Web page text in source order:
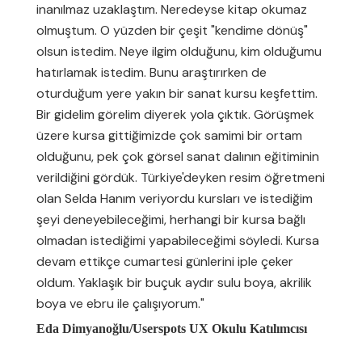
inanılmaz uzaklaştım. Neredeyse kitap okumaz
olmuştum. O yüzden bir çeşit "kendime dönüş"
olsun istedim. Neye ilgim olduğunu, kim olduğumu
hatırlamak istedim. Bunu araştırırken de
oturduğum yere yakın bir sanat kursu keşfettim.
Bir gidelim görelim diyerek yola çıktık. Görüşmek
üzere kursa gittiğimizde çok samimi bir ortam
olduğunu, pek çok görsel sanat dalının eğitiminin
verildiğini gördük. Türkiye'deyken resim öğretmeni
olan Selda Hanım veriyordu kursları ve istediğim
şeyi deneyebileceğimi, herhangi bir kursa bağlı
olmadan istediğimi yapabileceğimi söyledi. Kursa
devam ettikçe cumartesi günlerini iple çeker
oldum. Yaklaşık bir buçuk aydır sulu boya, akrilik
boya ve ebru ile çalışıyorum."
Eda Dimyanoğlu/Userspots UX Okulu Katılımcısı